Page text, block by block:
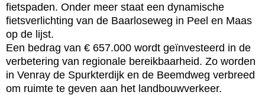
fietspaden. Onder meer staat een dynamische
fietsverlichting van de Baarloseweg in Peel en Maas
op de lijst.
Een bedrag van € 657.000 wordt geïnvesteerd in de
verbetering van regionale bereikbaarheid. Zo worden
in Venray de Spurkterdijk en de Beemdweg verbreed
om ruimte te geven aan het landbouwverkeer.